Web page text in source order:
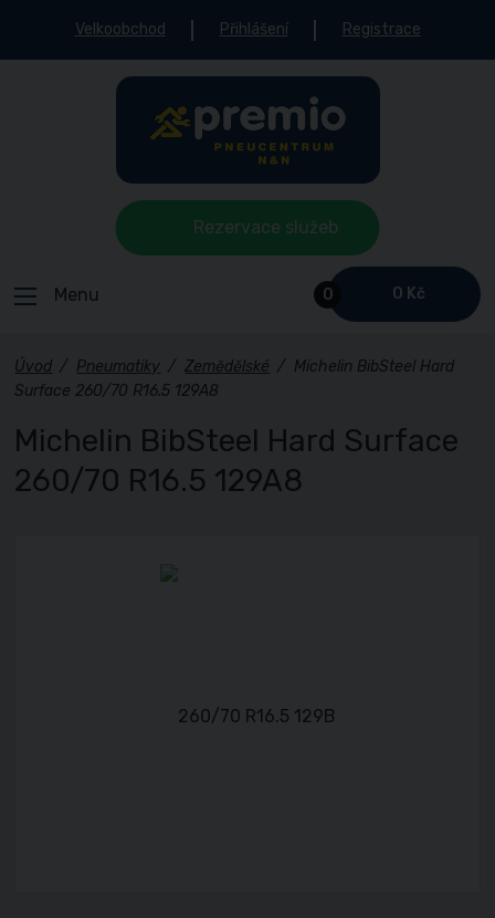
Velkoobchod Přihlášení Registrace
0 0 Kč
Menu
Rezervace služeb
Úvod / Pneumatiky / Zemědělské / Michelin BibSteel Hard
Surface 260/70 R16.5 129A8
Michelin BibSteel Hard Surface
260/70 R16.5 129A8